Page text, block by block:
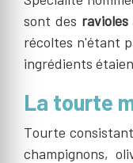
sont des ravioles
récoltes n'étant
ingrédients
La tourte
Tourte
champignons,